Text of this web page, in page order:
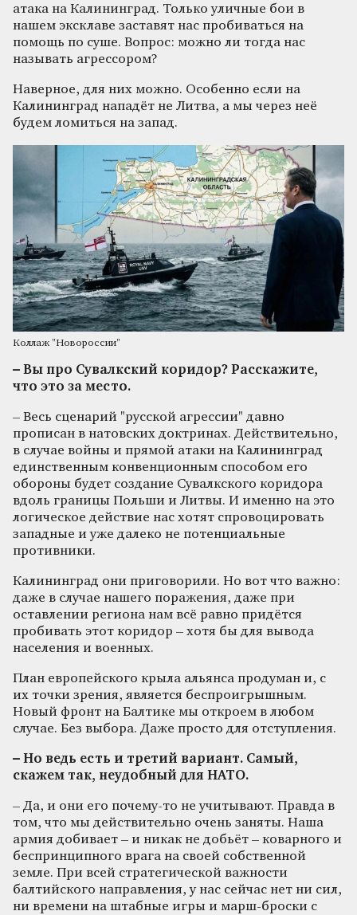
атака на Калининград. Только уличные бои в
нашем эксклаве заставят нас пробиваться на
помощь по суше. Вопрос: можно ли тогда нас
называть агрессором?
Наверное, для них можно. Особенно если на
Калининград нападёт не Литва, а мы через неё
будем ломиться на запад.
Коллаж "Новороссии"
– Вы про Сувалкский коридор? Расскажите,
что это за место.
– Весь сценарий "русской агрессии" давно
прописан в натовских доктринах. Действительно,
в случае войны и прямой атаки на Калининград
единственным конвенционным способом его
обороны будет создание Сувалкского коридора
вдоль границы Польши и Литвы. И именно на это
логическое действие нас хотят спровоцировать
западные и уже далеко не потенциальные
противники.
Калининград они приговорили. Но вот что важно:
даже в случае нашего поражения, даже при
оставлении региона нам всё равно придётся
пробивать этот коридор – хотя бы для вывода
населения и военных.
План европейского крыла альянса продуман и, с
их точки зрения, является беспроигрышным.
Новый фронт на Балтике мы откроем в любом
случае. Без выбора. Даже просто для отступления.
– Но ведь есть и третий вариант. Самый,
скажем так, неудобный для НАТО.
– Да, и они его почему-то не учитывают. Правда в
том, что мы действительно очень заняты. Наша
армия добивает – и никак не добьёт – коварного и
беспринципного врага на своей собственной
земле. При всей стратегической важности
балтийского направления, у нас сейчас нет ни сил,
ни времени на штабные игры и марш-броски с